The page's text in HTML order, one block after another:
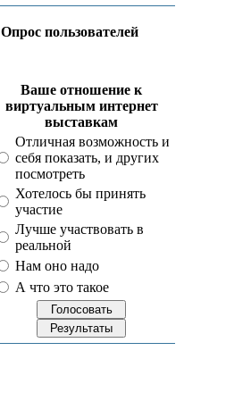
Опрос пользователей
Ваше отношение к
виртуальным интернет
выставкам
Отличная возможность и
себя показать, и других
посмотреть
Хотелось бы принять
участие
Лучше участвовать в
реальной
Нам оно надо
А что это такое